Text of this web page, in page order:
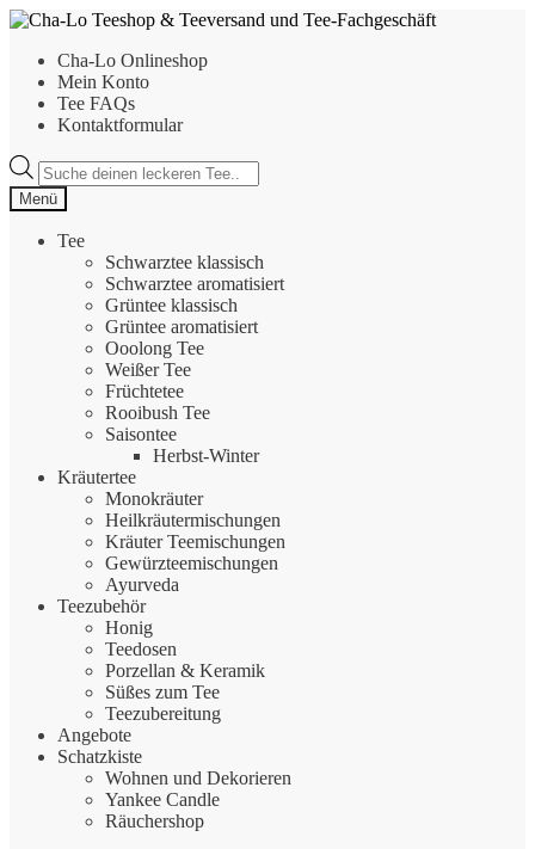
Zur
springen
Zum
springenCha-Lo Onlineshop
Mein Konto
Tee FAQs
Kontaktformular
Products
search
Menü
Tee
Schwarztee klassisch
Schwarztee aromatisiert
Grüntee klassisch
Grüntee aromatisiert
Ooolong Tee
Weißer Tee
Früchtetee
Rooibush Tee
Saisontee
Herbst-Winter
Kräutertee
Monokräuter
Heilkräutermischungen
Kräuter Teemischungen
Gewürzteemischungen
Ayurveda
Teezubehör
Honig
Teedosen
Porzellan & Keramik
Süßes zum Tee
Teezubereitung
Angebote
Schatzkiste
Wohnen und Dekorieren
Yankee Candle
Räuchershop